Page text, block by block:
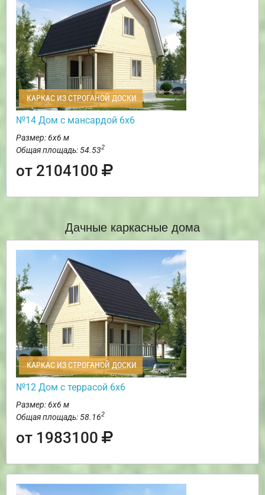
КАРКАС ИЗ СТРОГАНОЙ ДОСКИ
№14 Дом с мансардой 6х6
Размер: 6х6 м
Общая площадь: 54.532
от 2104100
Дачные каркасные дома
КАРКАС ИЗ СТРОГАНОЙ ДОСКИ
№12 Дом с террасой 6х6
Размер: 6х6 м
Общая площадь: 58.162
от 1983100